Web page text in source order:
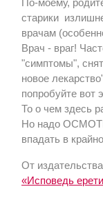
По-моему,
старики
врачам
Врач - враг!
"симптомы",
новое
попробуйте вот
То о чем здесь
Но надо
впадать в
От
«Исповедь